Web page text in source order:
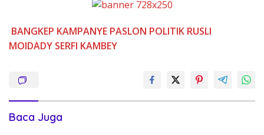
BANGKEP KAMPANYE PASLON POLITIK RUSLI
MOIDADY SERFI KAMBEY
Baca Juga